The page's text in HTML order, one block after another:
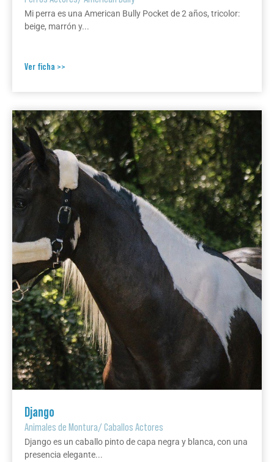
Mi perra es una American Bully Pocket de 2 años, tricolor:
beige, marrón y...
Ver ficha >>
Django
Animales de Montura/Caballos Actores
Django es un caballo pinto de capa negra y blanca, con una
presencia elegante...